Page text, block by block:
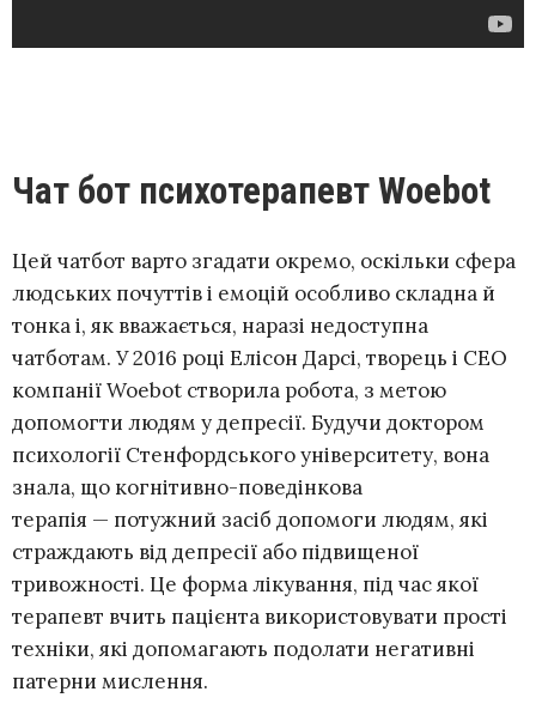
Чат бот психотерапевт Woebot
Цей чатбот варто згадати окремо, оскільки сфера
людських почуттів і емоцій особливо складна й
тонка і, як вважається, наразі недоступна
чатботам. У 2016 році Елісон Дарсі, творець і CEO
компанії Woebot створила робота, з метою
допомогти людям у депресії. Будучи доктором
психології Стенфордського університету, вона
знала, що когнітивно-поведінкова
терапія — потужний засіб допомоги людям, які
страждають від депресії або підвищеної
тривожності. Це форма лікування, під час якої
терапевт вчить пацієнта використовувати прості
техніки, які допомагають подолати негативні
патерни мислення.
СТВОРИТИ БОТА